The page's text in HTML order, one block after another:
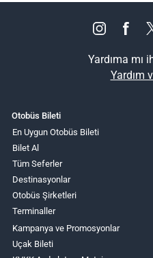
Yardıma mı
Yardım
Otobüs Bileti
En Uygun Otobüs Bileti
Bilet Al
Tüm Seferler
Destinasyonlar
Otobüs Şirketleri
Terminaller
Kampanya ve Promosyonlar
Uçak Bileti